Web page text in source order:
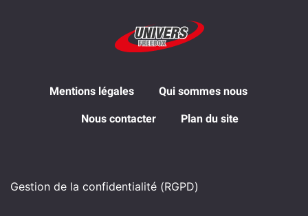
Mentions légales Qui sommes nous
Nous contacter Plan du site
Gestion de la confidentialité (RGPD)